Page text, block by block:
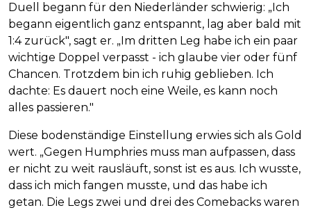
Duell begann für den Niederländer schwierig: „Ich
begann eigentlich ganz entspannt, lag aber bald mit
1:4 zurück", sagt er. „Im dritten Leg habe ich ein paar
wichtige Doppel verpasst - ich glaube vier oder fünf
Chancen. Trotzdem bin ich ruhig geblieben. Ich
dachte: Es dauert noch eine Weile, es kann noch
alles passieren."
Diese bodenständige Einstellung erwies sich als Gold
wert. „Gegen Humphries muss man aufpassen, dass
er nicht zu weit rausläuft, sonst ist es aus. Ich wusste,
dass ich mich fangen musste, und das habe ich
getan. Die Legs zwei und drei des Comebacks waren